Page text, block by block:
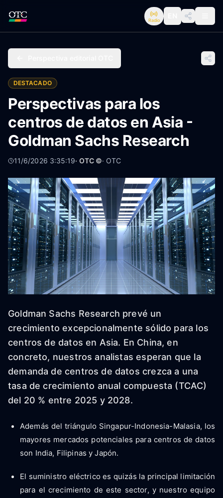
Radio
DESTACADO
Perspectivas para los
centros de datos en Asia -
Goldman Sachs Research
11/6/2026 3:35:19· OTC ©· OTC
Goldman Sachs Research prevé un
crecimiento excepcionalmente sólido para los
centros de datos en Asia. En China, en
concreto, nuestros analistas esperan que la
demanda de centros de datos crezca a una
tasa de crecimiento anual compuesta (TCAC)
del 20 % entre 2025 y 2028.
Además del triángulo Singapur-Indonesia-Malasia, los
mayores mercados potenciales para centros de datos
son India, Filipinas y Japón.
El suministro eléctrico es quizás la principal limitación
para el crecimiento de este sector, y nuestro equipo